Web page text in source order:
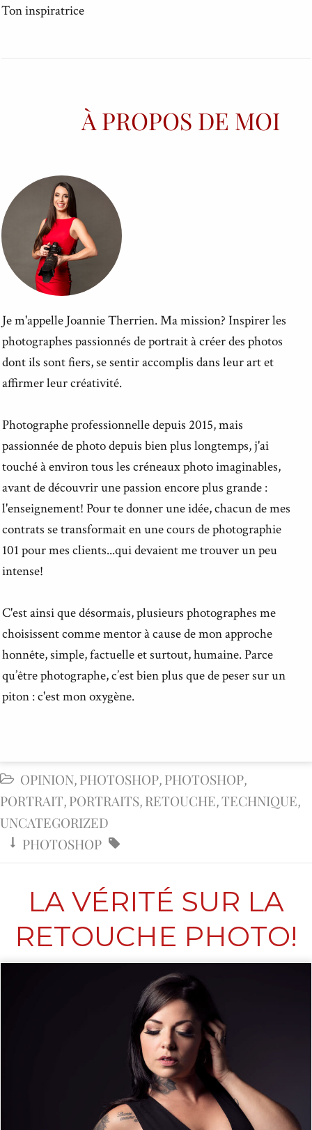
Ton inspiratrice
À PROPOS DE MOI
Je m'appelle Joannie Therrien. Ma mission? Inspirer les
photographes passionnés de portrait à créer des photos
dont ils sont fiers, se sentir accomplis dans leur art et
affirmer leur créativité.
Photographe professionnelle depuis 2015, mais
passionnée de photo depuis bien plus longtemps, j'ai
touché à environ tous les créneaux photo imaginables,
avant de découvrir une passion encore plus grande :
l'enseignement! Pour te donner une idée, chacun de mes
contrats se transformait en une cours de photographie
101 pour mes clients...qui devaient me trouver un peu
intense!
C'est ainsi que désormais, plusieurs photographes me
choisissent comme mentor à cause de mon approche
honnête, simple, factuelle et surtout, humaine.Parce
qu’être photographe, c’est bien plus que de peser sur un
piton : c'est mon oxygène.
 OPINION, PHOTOSHOP, PHOTOSHOP,
PORTRAIT, PORTRAITS, RETOUCHE,TECHNIQUE,
UNCATEGORIZED
 PHOTOSHOP 
LA VÉRITÉ SUR LA
RETOUCHE PHOTO!